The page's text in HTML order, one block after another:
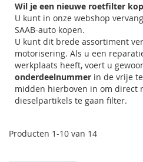
Wil je een nieuwe roetfilter
U kunt in onze webshop
SAAB-auto kopen.
U kunt dit brede assortiment
motorisering. Als u een
werkplaats heeft, voert u
onderdeelnummer in de vrije
midden hierboven in om direct
dieselpartikels te gaan filter.
Producten 1-10 van 14